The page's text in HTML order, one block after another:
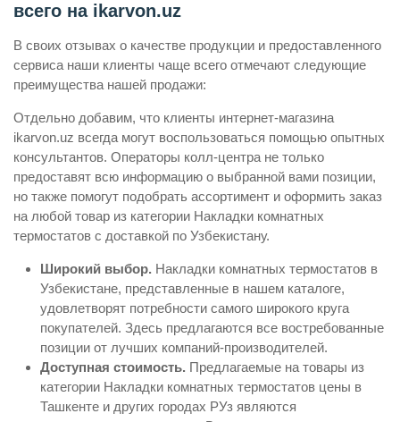
всего на ikarvon.uz
В своих отзывах о качестве продукции и предоставленного
сервиса наши клиенты чаще всего отмечают следующие
преимущества нашей продажи:
Отдельно добавим, что клиенты интернет-магазина
ikarvon.uz всегда могут воспользоваться помощью опытных
консультантов. Операторы колл-центра не только
предоставят всю информацию о выбранной вами позиции,
но также помогут подобрать ассортимент и оформить заказ
на любой товар из категории Накладки комнатных
термостатов с доставкой по Узбекистану.
Широкий выбор. Накладки комнатных термостатов в
Узбекистане, представленные в нашем каталоге,
удовлетворят потребности самого широкого круга
покупателей. Здесь предлагаются все востребованные
позиции от лучших компаний-производителей.
Доступная стоимость. Предлагаемые на товары из
категории Накладки комнатных термостатов цены в
Ташкенте и других городах РУз являются